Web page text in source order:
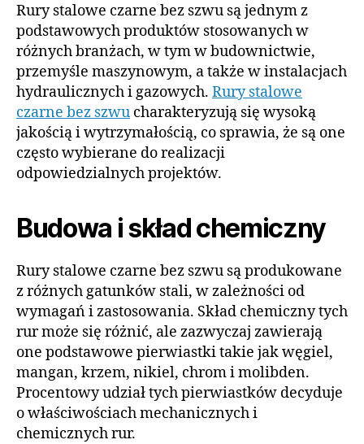
Rury stalowe czarne bez szwu są jednym z
podstawowych produktów stosowanych w
różnych branżach, w tym w budownictwie,
przemyśle maszynowym, a także w instalacjach
hydraulicznych i gazowych. Rury stalowe
czarne bez szwu charakteryzują się wysoką
jakością i wytrzymałością, co sprawia, że są one
często wybierane do realizacji
odpowiedzialnych projektów.
Budowa i skład chemiczny
Rury stalowe czarne bez szwu są produkowane
z różnych gatunków stali, w zależności od
wymagań i zastosowania. Skład chemiczny tych
rur może się różnić, ale zazwyczaj zawierają
one podstawowe pierwiastki takie jak węgiel,
mangan, krzem, nikiel, chrom i molibden.
Procentowy udział tych pierwiastków decyduje
o właściwościach mechanicznych i
chemicznych rur.